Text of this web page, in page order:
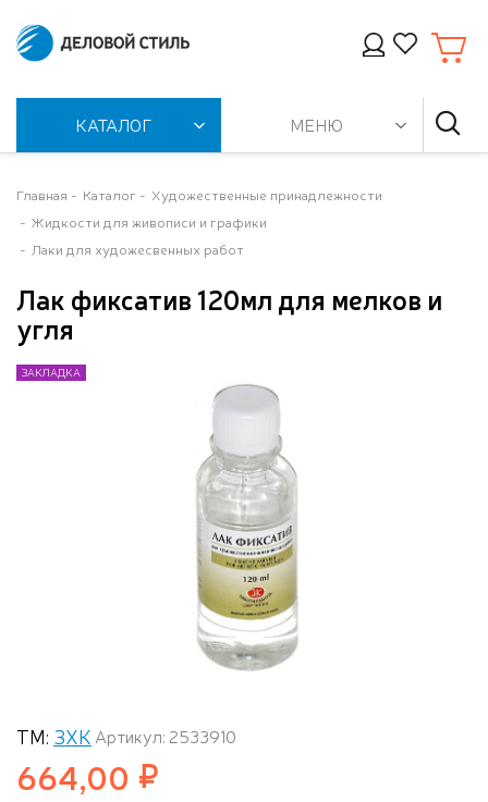
КАТАЛОГ МЕНЮ
Главная Каталог
Художественные принадлежности
Жидкости для живописи и графики
Лаки для художесвенных работ
Лак фиксатив 120мл для мелков и
угля
ЗАКЛАДКА
ЗАКЛАДКА
ТМ: ЗХК Артикул: 2533910
664,00